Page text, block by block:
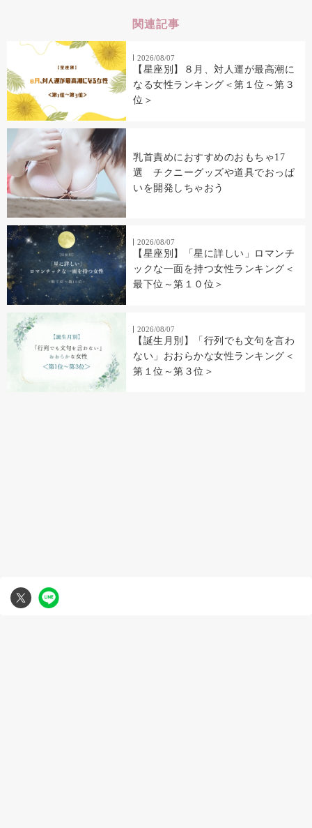
関連記事
2026/08/07
【星座別】８月、対人運が最高潮に
なる女性ランキング＜第１位～第３
位＞
乳首責めにおすすめのおもちゃ17
選 チクニーグッズや道具でおっぱ
いを開発しちゃおう
2026/08/07
【星座別】「星に詳しい」ロマンチ
ックな一面を持つ女性ランキング＜
最下位～第１０位＞
2026/08/07
【誕生月別】「行列でも文句を言わ
ない」おおらかな女性ランキング＜
第１位～第３位＞